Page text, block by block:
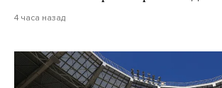
4 часа назад